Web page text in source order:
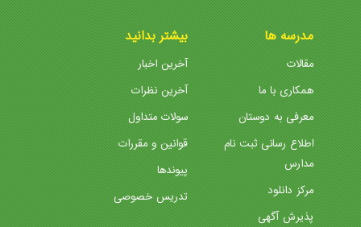
مدرسه ها
مقالات
همکاری با ما
معرفی به دوستان
اطلاع رسانی ثبت نام
مدارس
مرکز دانلود
پذیرش آگهی
بیشتر بدانید
آخرین اخبار
آخرین نظرات
سولات متداول
قوانین و مقررات
پیوندها
تدریس خصوصی